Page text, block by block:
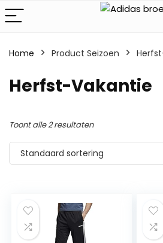
Home Product Seizoen
‎Herfst-Vakantie
Toont alle 2 resultaten
Standaard sortering